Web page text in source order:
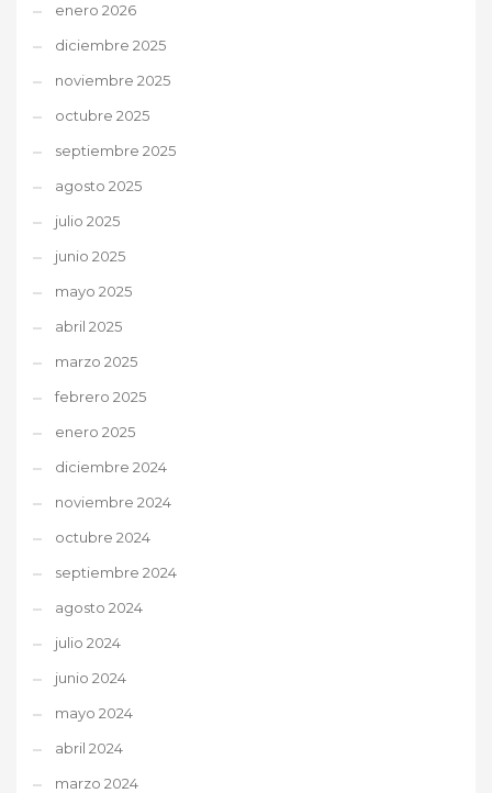
enero 2026
diciembre 2025
noviembre 2025
octubre 2025
septiembre 2025
agosto 2025
julio 2025
junio 2025
mayo 2025
abril 2025
marzo 2025
febrero 2025
enero 2025
diciembre 2024
noviembre 2024
octubre 2024
septiembre 2024
agosto 2024
julio 2024
junio 2024
mayo 2024
abril 2024
marzo 2024